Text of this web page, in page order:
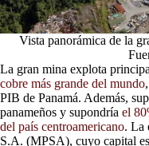
Vista panorámica de la
La gran mina explota
cobre más grande del mundo
PIB de Panamá. Además,
panameños y supondría el
del país centroamericano. La
S.A. (MPSA), cuyo capital